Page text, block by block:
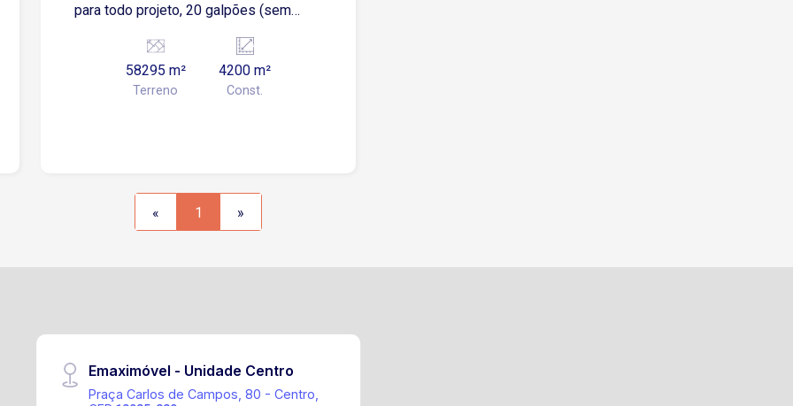
para todo projeto, 20 galpões (sem
27.500m², também há aprovação total
do projeto de elétrica. Junto à
Prefeitura são 6 galpões aprovados,
ampliação do projeto já existente) Pé
58295 m²
Terreno
4200 m²
Const.
« 1 »
Emaximóvel - Unidade Centro
Praça Carlos de Campos, 80 - Centro,